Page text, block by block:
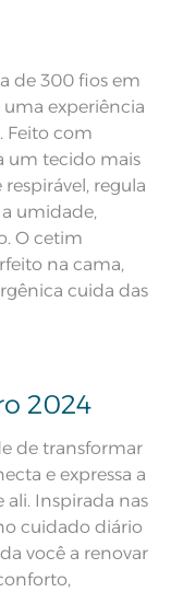
Manta de
100% Poliéster
Proibido alvejar;
com
máxima de 60º; Ferro
temperatura
C; Proibido lavar a
de 300 fios em
experiência
Feito com
um tecido mais
regula
umidade,
O cetim
na cama,
cuida das
2024
de transformar
e expressa a
Inspirada nas
cuidado diário
você a renovar